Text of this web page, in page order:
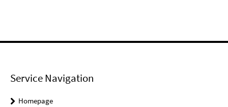
Service Navigation
Homepage